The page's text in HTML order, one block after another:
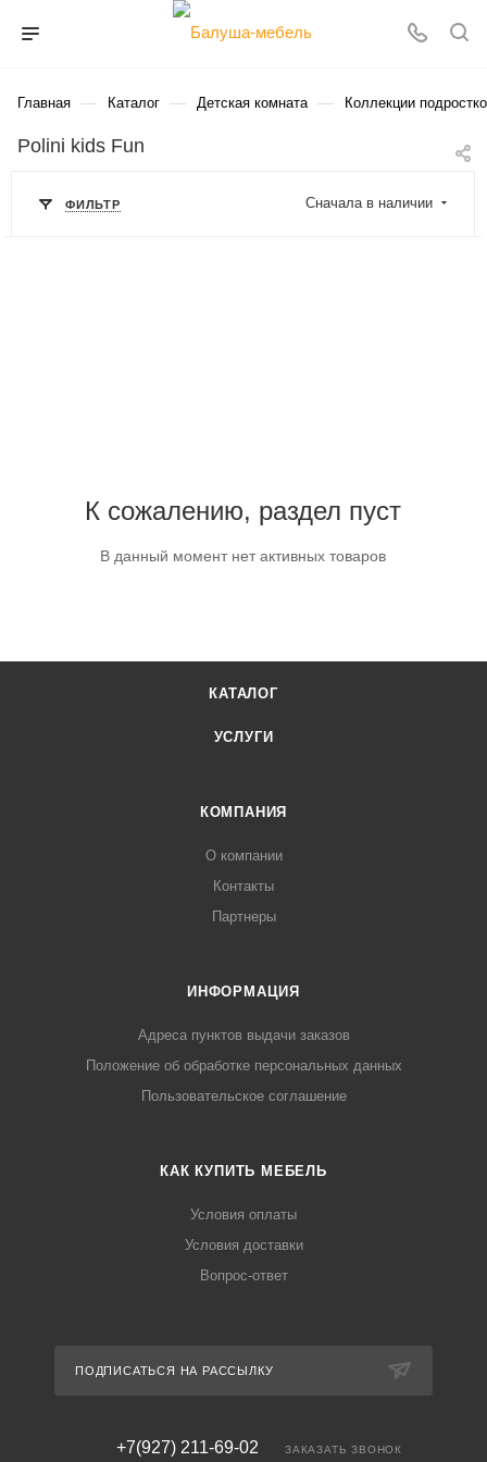
Главная — Каталог — Детская комната — Коллекции
Polini kids Fun
ФИЛЬТР Сначала в наличии
К сожалению, раздел пуст
В данный момент нет активных товаров
КАТАЛОГ
УСЛУГИ
КОМПАНИЯ
О компании
Контакты
Партнеры
ИНФОРМАЦИЯ
Адреса пунктов выдачи заказов
Положение об обработке персональных данных
Пользовательское соглашение
КАК КУПИТЬ МЕБЕЛЬ
Условия оплаты
Условия доставки
Вопрос-ответ
ПОДПИСАТЬСЯ НА РАССЫЛКУ
+7(927) 211-69-02 ЗАКАЗАТЬ ЗВОНОК